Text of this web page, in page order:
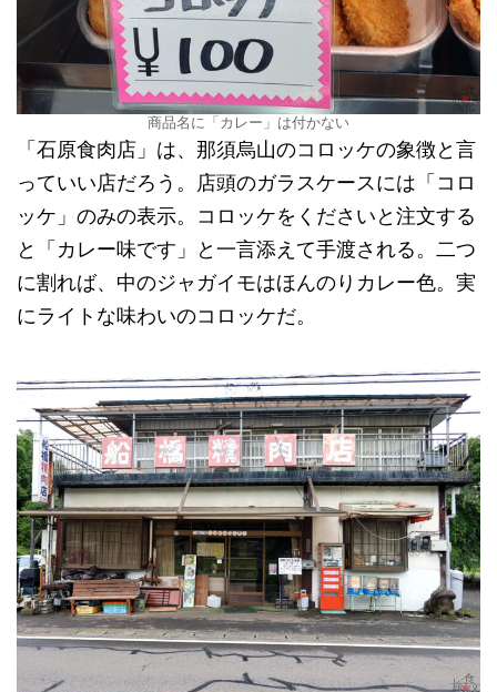
商品名に「カレー」は付かない
「石原食肉店」は、那須烏山のコロッケの象徴と言
っていい店だろう。店頭のガラスケースには「コロ
ッケ」のみの表示。コロッケをくださいと注文する
と「カレー味です」と一言添えて手渡される。二つ
に割れば、中のジャガイモはほんのりカレー色。実
にライトな味わいのコロッケだ。